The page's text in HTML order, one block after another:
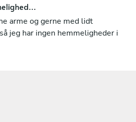
arme og gerne med lidt
jeg har ingen hemmeligheder i